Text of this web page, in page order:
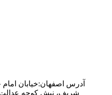
آدرس اصفهان:خیابان